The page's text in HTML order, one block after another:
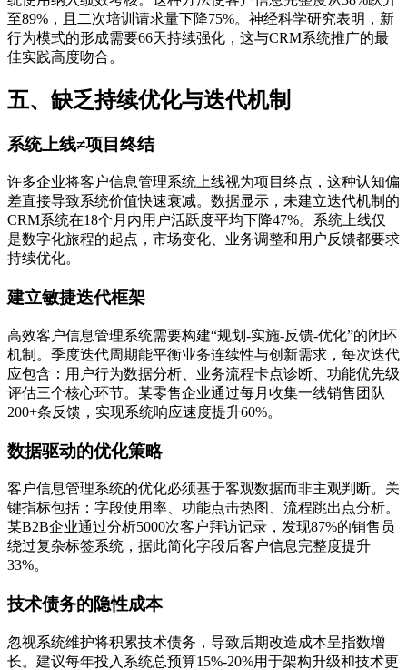
至89%，且二次培训请求量下降75%。神经科学研究表明，新
行为模式的形成需要66天持续强化，这与CRM系统推广的最
佳实践高度吻合。
五、缺乏持续优化与迭代机制
系统上线≠项目终结
许多企业将客户信息管理系统上线视为项目终点，这种认知偏
差直接导致系统价值快速衰减。数据显示，未建立迭代机制的
CRM系统在18个月内用户活跃度平均下降47%。系统上线仅
是数字化旅程的起点，市场变化、业务调整和用户反馈都要求
持续优化。
建立敏捷迭代框架
高效客户信息管理系统需要构建“规划-实施-反馈-优化”的闭环
机制。季度迭代周期能平衡业务连续性与创新需求，每次迭代
应包含：用户行为数据分析、业务流程卡点诊断、功能优先级
评估三个核心环节。某零售企业通过每月收集一线销售团队
200+条反馈，实现系统响应速度提升60%。
数据驱动的优化策略
客户信息管理系统的优化必须基于客观数据而非主观判断。关
键指标包括：字段使用率、功能点击热图、流程跳出点分析。
某B2B企业通过分析5000次客户拜访记录，发现87%的销售员
绕过复杂标签系统，据此简化字段后客户信息完整度提升
33%。
技术债务的隐性成本
忽视系统维护将积累技术债务，导致后期改造成本呈指数增
长。建议每年投入系统总预算15%-20%用于架构升级和技术更